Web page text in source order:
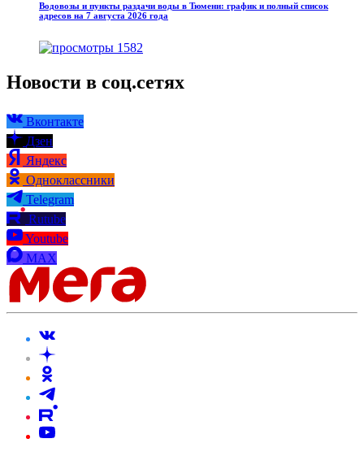
Водовозы и пункты раздачи воды в Тюмени: график и полный список
адресов на 7 августа 2026 года
1582
Новости в соц.сетях
Вконтакте
Дзен
Яндекс
Одноклассники
Telegram
Rutube
Youtube
MAX